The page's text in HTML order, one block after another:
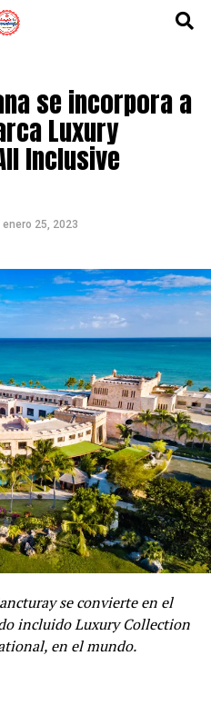
se incorpora a
Luxury
Inclusive
enero 25, 2023
se convierte en el
incluido Luxury Collection
en el mundo.